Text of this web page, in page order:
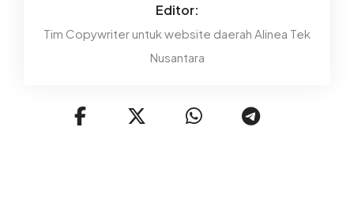
Editor:
Tim Copywriter untuk website daerah Alinea Tek
Nusantara